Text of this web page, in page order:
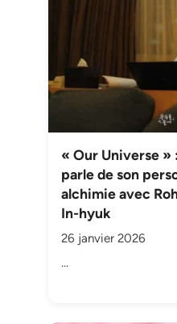
« Our Universe »
parle de son
alchimie avec
In-hyuk
26 janvier 2026
…